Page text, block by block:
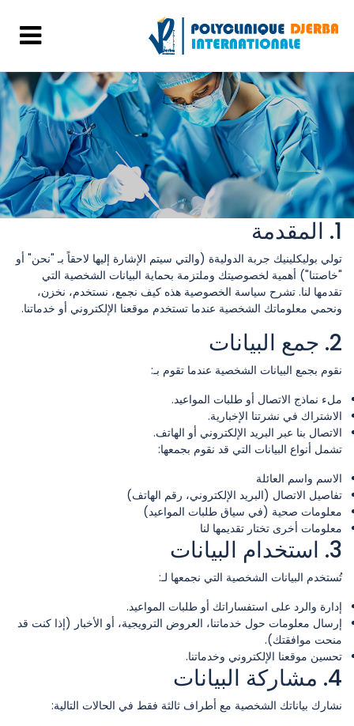
1. المقدمة
تولي بوليكلينيك جربة الدوليةة (والتي سيتم الإشارة إليها لاحقاً بـ "نحن" أو
"خاصتنا") أهمية لخصوصيتك وملتزمة بحماية البيانات الشخصية التي
تقدمها لنا. تشرح سياسة الخصوصية هذه كيف نجمع، نستخدم، نخزن،
ونحمي معلوماتك الشخصية عندما تستخدم موقعنا الإلكتروني أو خدماتنا.
2. جمع البيانات
نقوم بجمع البيانات الشخصية عندما تقوم بـ:
ملء نماذج الاتصال أو طلبات المواعيد.
الاشتراك في نشرتنا الإخبارية.
الاتصال بنا عبر البريد الإلكتروني أو الهاتف.
تشمل أنواع البيانات التي قد نقوم بجمعها:
الاسم واسم العائلة
تفاصيل الاتصال (البريد الإلكتروني، رقم الهاتف)
معلومات صحية (في سياق طلبات المواعيد)
معلومات أخرى تختار تقديمها لنا
3. استخدام البيانات
تُستخدم البيانات الشخصية التي نجمعها لـ:
إدارة والرد على استفساراتك أو طلبات المواعيد.
إرسال معلومات حول خدماتنا، العروض الترويجية، أو الأخبار (إذا كنت قد
منحت موافقتك).
تحسين موقعنا الإلكتروني وخدماتنا.
4. مشاركة البيانات
نشارك بياناتك الشخصية مع أطراف ثالثة فقط في الحالات التالية: